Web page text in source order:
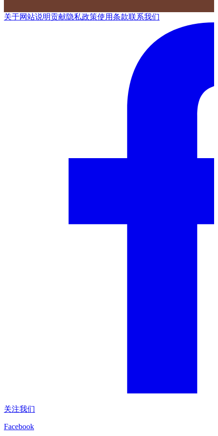
关于网站说明贡献隐私政策使用条款联系我们
关注我们
Facebook